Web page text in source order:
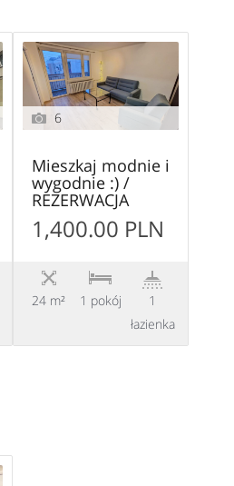
6
Mieszkaj modnie i
wygodnie :) /
REZERWACJA
1,400.00 PLN
24 m² 1 pokój
1
łazienka